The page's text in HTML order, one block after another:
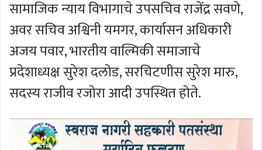
सामाजिक न्याय विभागाचे उपसचिव राजेंद्र सवणे,
अवर सचिव अश्विनी यमगर, कार्यासन अधिकारी
अजय पवार, भारतीय वाल्मिकी समाजाचे
प्रदेशाध्यक्ष सुरेश दलोड, सरचिटणीस सुरेश मारु,
सदस्य राजीव रजोरा आदी उपस्थित होते.